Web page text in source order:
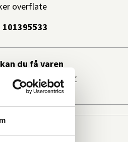
du få varen
100+ Les mer
11 butikker
overflate
101395533